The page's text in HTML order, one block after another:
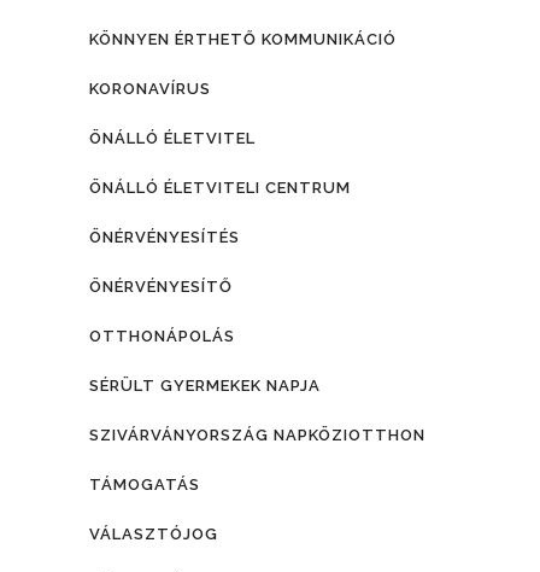
KÖNNYEN ÉRTHETŐ KOMMUNIKÁCIÓ
KORONAVÍRUS
ÖNÁLLÓ ÉLETVITEL
ÖNÁLLÓ ÉLETVITELI CENTRUM
ÖNÉRVÉNYESÍTÉS
ÖNÉRVÉNYESÍTŐ
OTTHONÁPOLÁS
SÉRÜLT GYERMEKEK NAPJA
SZIVÁRVÁNYORSZÁG NAPKÖZIOTTHON
TÁMOGATÁS
VÁLASZTÓJOG